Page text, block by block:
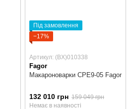
Під замовлення
−17%
Артикул: (BX)010338
Fagor
Макароноварки CPE9-05 Fagor
132 010 грн 159 049 грн
Немає в наявності